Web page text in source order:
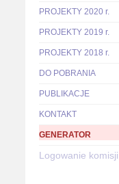
PROJEKTY 2020 r.
PROJEKTY 2019 r.
PROJEKTY 2018 r.
DO POBRANIA
PUBLIKACJE
KONTAKT
GENERATOR
Logowanie komisji